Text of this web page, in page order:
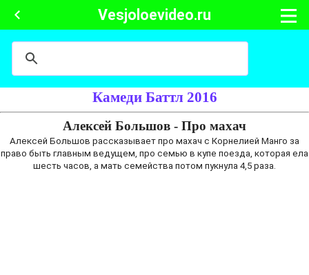
Vesjoloevideo.ru
Камеди Баттл 2016
Алексей Большов - Про махач
Алексей Большов рассказывает про махач с Корнелией Манго за
право быть главным ведущем, про семью в купе поезда, которая ела
шесть часов, а мать семейства потом пукнула 4,5 раза.